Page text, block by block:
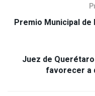
Premio Municipal
Juez de
favorecer a